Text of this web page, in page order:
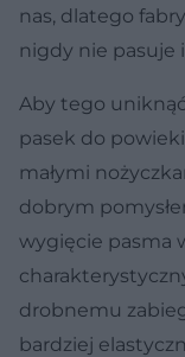
nas, dlatego
nigdy nie pasuje
Aby tego
pasek do
małymi
dobrym
wygięcie pasma
drobnemu
bardziej